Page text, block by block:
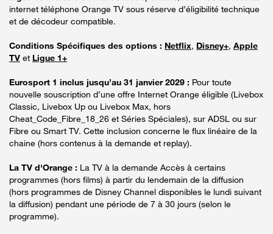
internet téléphone Orange TV sous réserve d’éligibilité technique
et de décodeur compatible.
Conditions Spécifiques des options : Netflix, Disney+, Apple
TV et Ligue 1+
Eurosport 1 inclus jusqu’au 31 janvier 2029 : Pour toute
nouvelle souscription d’une offre Internet Orange éligible (Livebox
Classic, Livebox Up ou Livebox Max, hors
Cheat_Code_Fibre_18_26 et Séries Spéciales), sur ADSL ou sur
Fibre ou Smart TV. Cette inclusion concerne le flux linéaire de la
chaine (hors contenus à la demande et replay).
La TV d'Orange : La TV à la demande Accès à certains
programmes (hors films) à partir du lendemain de la diffusion
(hors programmes de Disney Channel disponibles le lundi suivant
la diffusion) pendant une période de 7 à 30 jours (selon le
programme).